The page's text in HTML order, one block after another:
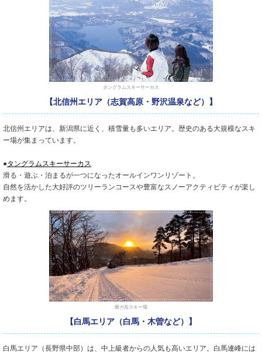
タングラムスキーサーカス
【北信州エリア（志賀高原・野沢温泉など）】
北信州エリアは、新潟県に近く、積雪量も多いエリア。歴史のある大規模なスキ
ー場が集まっています。
●タングラムスキーサーカス
滑る・遊ぶ・泊まるが一つになったオールインワンリゾート。
自然を活かした大好評のツリーランコースや豊富なスノーアクティビティが楽し
めます。
爺ガ岳スキー場
【白馬エリア（白馬・木曽など）】
白馬エリア（長野県中部）は、中上級者からの人気も高いエリア。白馬連峰には